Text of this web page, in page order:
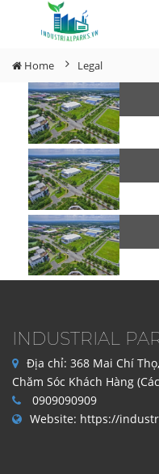
Home Legal
INDUSTRIAL
Địa chỉ: 368 Mai Chí
Chăm Sóc Khách Hàng
0909090909
Website: https://